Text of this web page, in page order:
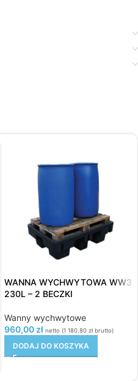
WANNA WYCHWYTOWA WW3
230L – 2 BECZKI
Wanny wychwytowe
960,00 zł netto (1 180,80 zł brutto)
DODAJ DO KOSZYKA